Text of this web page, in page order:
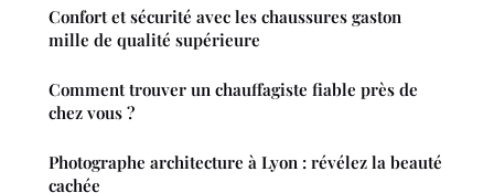
Confort et sécurité avec les chaussures gaston
mille de qualité supérieure
Comment trouver un chauffagiste fiable près de
chez vous ?
Photographe architecture à Lyon : révélez la beauté
cachée